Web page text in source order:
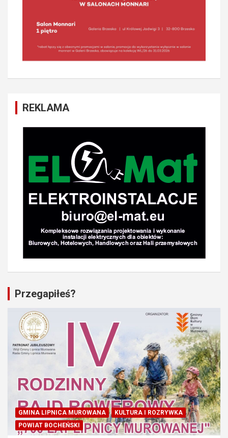
REKLAMA
Przegapiłeś?
GMINA LIPNICA MUROWANA
KULTURA I ROZRYWKA
POWIAT BOCHEŃSKI